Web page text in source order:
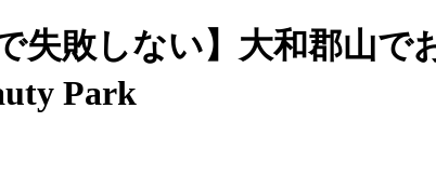
失敗しない】大和郡山
Park